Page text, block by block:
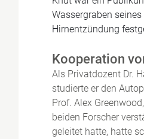
Wassergraben
Hirnentzündung
Kooperation
Als Privatdozent Dr.
studierte er den
Prof. Alex
beiden Forscher
geleitet hatte, hatte